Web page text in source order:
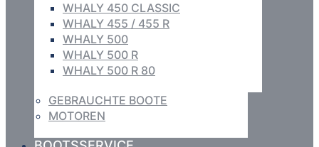
WHALY 450 CLASSIC
WHALY 455 / 455 R
WHALY 500
WHALY 500 R
WHALY 500 R 80
GEBRAUCHTE BOOTE
MOTOREN